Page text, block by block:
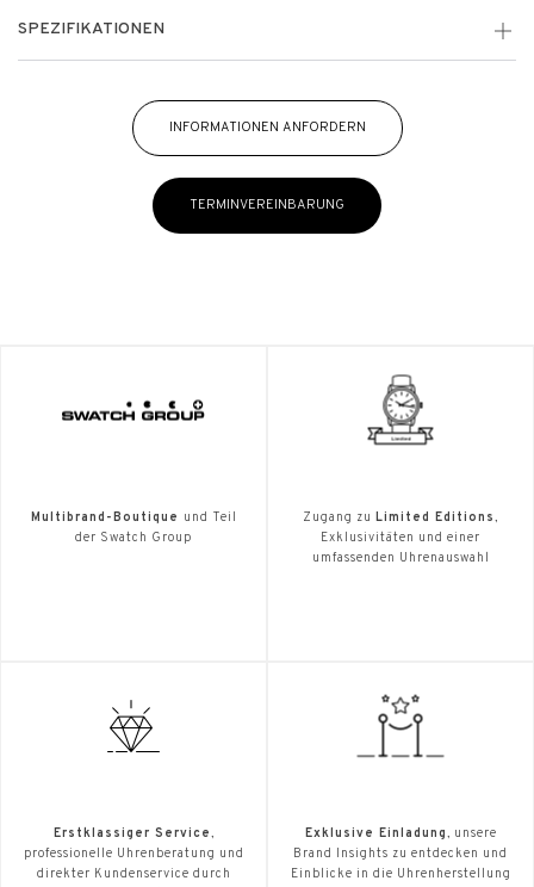
SPEZIFIKATIONEN
INFORMATIONEN ANFORDERN
TERMINVEREINBARUNG
Multibrand-Boutique
und Teil
der Swatch Group
Zugang zu Limited Editions,
Exklusivitäten und einer
umfassenden Uhrenauswahl
Erstklassiger Service,
professionelle Uhrenberatung und
direkter Kundenservice durch
Exklusive Einladung, unsere
Brand Insights zu entdecken und
Einblicke in die Uhrenherstellung